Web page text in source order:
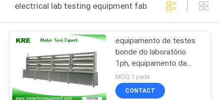
PRODUTOS
SOBRE
NÓS
electrical lab testing equipment fabricação online
equipamento de testes
bonde do laboratório
1ph, equipamento da
calibração do medidor da
energia
MOQ:1 parte
CONTACT